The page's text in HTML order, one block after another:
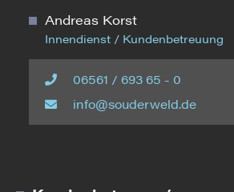
Andreas Korst
Innendienst / Kundenbetreuung
06561 / 693 65 - 0
info@souderweld.de